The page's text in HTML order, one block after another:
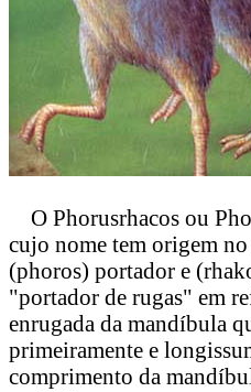
O Phorusrhacos ou
cujo nome tem origem
(phoros) portador e
"portador de rugas" em
enrugada da mandíbula
primeiramente e
comprimento da